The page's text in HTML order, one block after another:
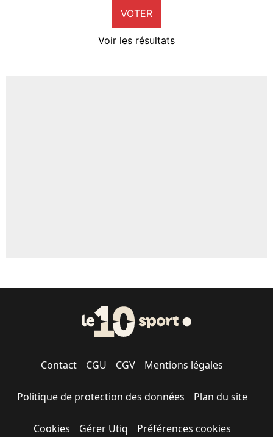
VOTER
Voir les résultats
Contact CGU CGV Mentions légales
Politique de protection des données Plan du site
Cookies Gérer Utiq Préférences cookies